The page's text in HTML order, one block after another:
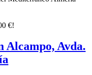
€!
Alcampo, Avda.